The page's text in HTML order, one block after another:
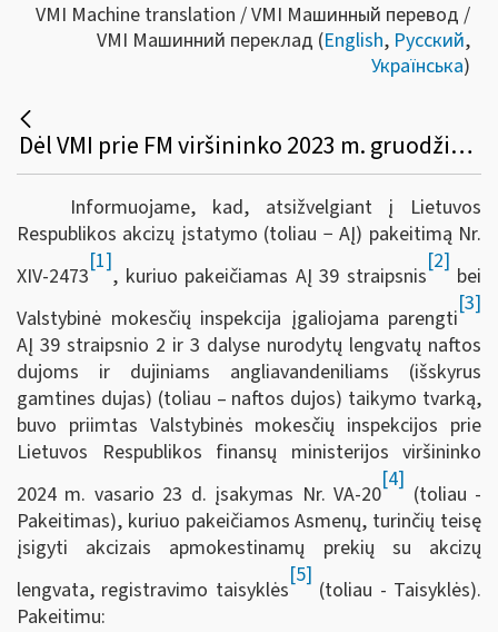
VMI Machine translation / VMI Машинный перевод /
VMI Машинний переклад (English, Русский,
Українська)
Dėl VMI prie FM viršininko 2023 m. gruodžio 27 d. įsakymo Nr. VA-99 pakeitimo
Informuojame, kad, atsižvelgiant į Lietuvos
Respublikos akcizų įstatymo (toliau − AĮ) pakeitimą Nr.
XIV-2473
[1]
, kuriuo pakeičiamas AĮ 39 straipsnis
[2]
bei
Valstybinė mokesčių inspekcija įgaliojama parengti
[3]
AĮ 39 straipsnio 2 ir 3 dalyse nurodytų lengvatų naftos
dujoms ir dujiniams angliavandeniliams (išskyrus
gamtines dujas) (toliau – naftos dujos) taikymo tvarką,
buvo priimtas Valstybinės mokesčių inspekcijos prie
Lietuvos Respublikos finansų ministerijos viršininko
2024 m. vasario 23 d. įsakymas Nr. VA-20
[4]
(toliau -
Pakeitimas), kuriuo pakeičiamos Asmenų, turinčių teisę
įsigyti akcizais apmokestinamų prekių su akcizų
lengvata, registravimo taisyklės
[5]
(toliau - Taisyklės).
Pakeitimu: